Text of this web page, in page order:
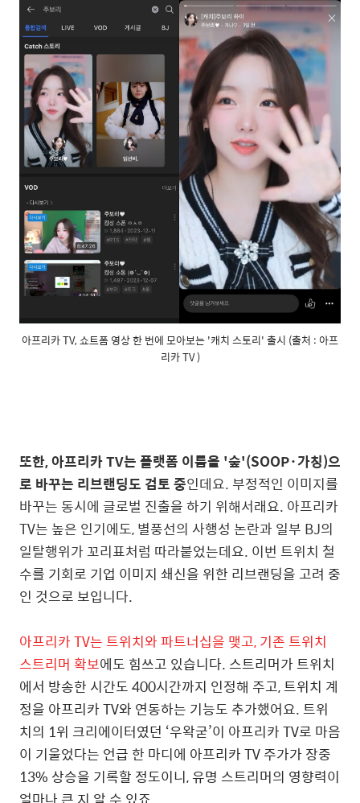
아프리카 TV, 쇼트폼 영상 한 번에 모아보는 '캐치 스토리' 출시 (출처 : 아프
리카 TV )
또한, 아프리카 TV는 플랫폼 이름을 '숲'(SOOP·가칭)으
로 바꾸는 리브랜딩도 검토 중인데요. 부정적인 이미지를
바꾸는 동시에 글로벌 진출을 하기 위해서래요. 아프리카
TV는 높은 인기에도, 별풍선의 사행성 논란과 일부 BJ의
일탈행위가 꼬리표처럼 따라붙었는데요. 이번 트위치 철
수를 기회로 기업 이미지 쇄신을 위한 리브랜딩을 고려 중
인 것으로 보입니다.
아프리카 TV는 트위치와 파트너십을 맺고, 기존 트위치
스트리머 확보에도 힘쓰고 있습니다. 스트리머가 트위치
에서 방송한 시간도 400시간까지 인정해 주고, 트위치 계
정을 아프리카 TV와 연동하는 기능도 추가했어요. 트위
치의 1위 크리에이터였던 ‘우왁굳’이 아프리카 TV로 마음
이 기울었다는 언급 한 마디에 아프리카 TV 주가가 장중
13% 상승을 기록할 정도이니, 유명 스트리머의 영향력이
얼마나 큰 지 알 수 있죠.